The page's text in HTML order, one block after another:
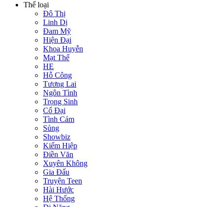
Thể loại
Đô Thị
Linh Dị
Đam Mỹ
Hiện Đại
Khoa Huyễn
Mạt Thế
HE
Hỗ Công
Tương Lai
Ngôn Tình
Trọng Sinh
Cổ Đại
Tình Cảm
Sủng
Showbiz
Kiếm Hiệp
Điền Văn
Xuyên Không
Gia Đấu
Truyện Teen
Hài Hước
Hệ Thống